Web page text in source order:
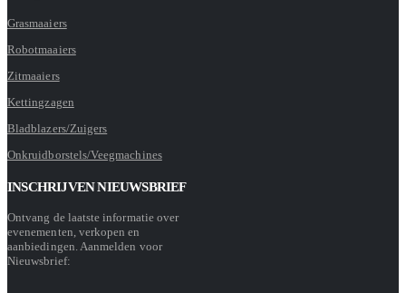
Grasmaaiers
Robotmaaiers
Zitmaaiers
Kettingzagen
Bladblazers/Zuigers
Onkruidborstels/Veegmachines
INSCHRIJVEN NIEUWSBRIEF
Ontvang de laatste informatie over
evenementen, verkopen en
aanbiedingen. Aanmelden voor
Nieuwsbrief: